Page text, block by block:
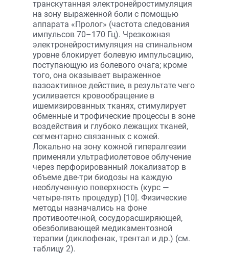
транскутанная электронейростимуляция
на зону выраженной боли с помощью
аппарата «Пролог» (частота следования
импульсов 70–170 Гц). Чрезкожная
электронейростимуляция на спинальном
уровне блокирует болевую импульсацию,
поступающую из болевого очага; кроме
того, она оказывает выраженное
вазоактивное действие, в результате чего
усиливается кровообращение в
ишемизированных тканях, стимулирует
обменные и трофические процессы в зоне
воздействия и глубоко лежащих тканей,
сегментарно связанных с кожей.
Локально на зону кожной гипералгезии
применяли ультрафиолетовое облучение
через перфорированный локализатор в
объеме две-три биодозы на каждую
необлученную поверхность (курс —
четыре-пять процедур) [10]. Физические
методы назначались на фоне
противоотечной, сосудорасширяющей,
обезболивающей медикаментозной
терапии (диклофенак, трентал и др.) (см.
таблицу 2).